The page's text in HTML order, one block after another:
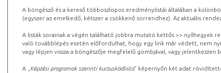
A böngésző és a kereső többoszlopos eredménylistái általában a
(egyszer az emelkedő, kétszer a csökkenő sorrendhez). Az aktuális
A listák sorainak a végén található jobbra mutató kettős >> nyílhegyek
való továbblépés esetén előfordulhat, hogy egy link már védett, nem
vagy lépjen vissza a böngészője megfelelő gombjával, vagy
A „ Képzési programok szerinti kurzuskódlista” képernyőn két adat